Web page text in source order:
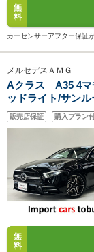
無
料
カーセンサーアフター保証
メルセデスＡＭＧ
Aクラス A35 4マ
ッドライト/サン
インドスポットモ
販売店保証 購入プラン
無
料